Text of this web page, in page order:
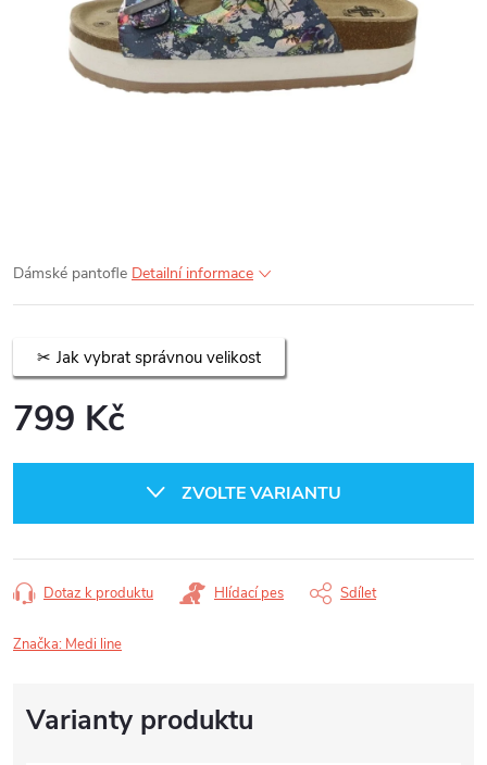
Dámské pantofle Detailní informace
Jak vybrat správnou velikost
799 Kč
ZVOLTE VARIANTU
Dotaz k produktu Hlídací pes Sdílet
Značka: Medi line